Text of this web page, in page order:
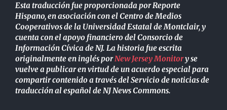
Esta traducción fue proporcionada por Reporte
Hispano, en asociación con el Centro de Medios
Cooperativos de la Universidad Estatal de Montclair, y
cuenta con el apoyo financiero del Consorcio de
Información Cívica de NJ. La historia fue escrita
originalmente en inglés porNew Jersey Monitory se
vuelve a publicar en virtud de un acuerdo especial para
compartir contenido a través del Servicio de noticias de
traducción al español de NJ News Commons.